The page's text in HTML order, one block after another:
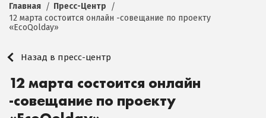
Главная
Пресс-Центр
12 марта состоится онлайн -совещание по проекту
«EcoQolday»
Назад в пресс-центр
12 марта состоится онлайн
-совещание по проекту